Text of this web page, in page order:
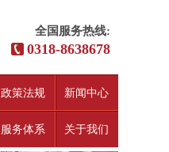
全国服务热线:
0318-8638678
政策法规 新闻中心
服务体系 关于我们